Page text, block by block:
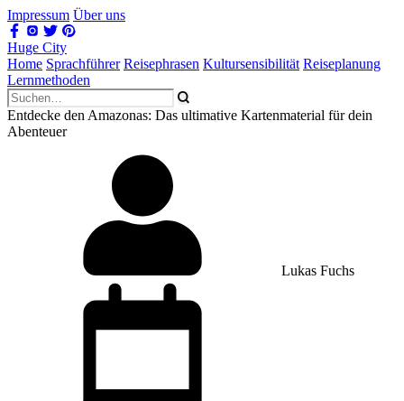
Impressum Über uns
Huge City
Home Sprachführer Reisephrasen Kultursensibilität Reiseplanung
Lernmethoden
Entdecke den Amazonas: Das ultimative Kartenmaterial für dein
Abenteuer
Lukas Fuchs